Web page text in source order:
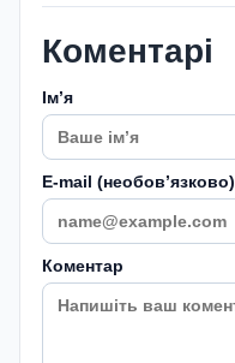
Коментарі
Імʼя
E-mail (необовʼязково)
Коментар